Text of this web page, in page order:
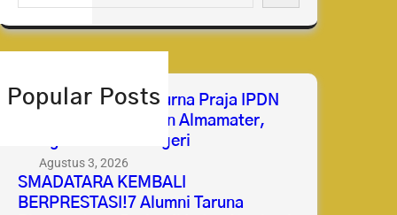
a
h
Popular Posts
Selamat & Sukses Purna Praja IPDN
2026 Membanggakan Almamater,
Mengabdi untuk Negeri
Agustus 3, 2026
SMADATARA KEMBALI
BERPRESTASI!7 Alumni Taruna